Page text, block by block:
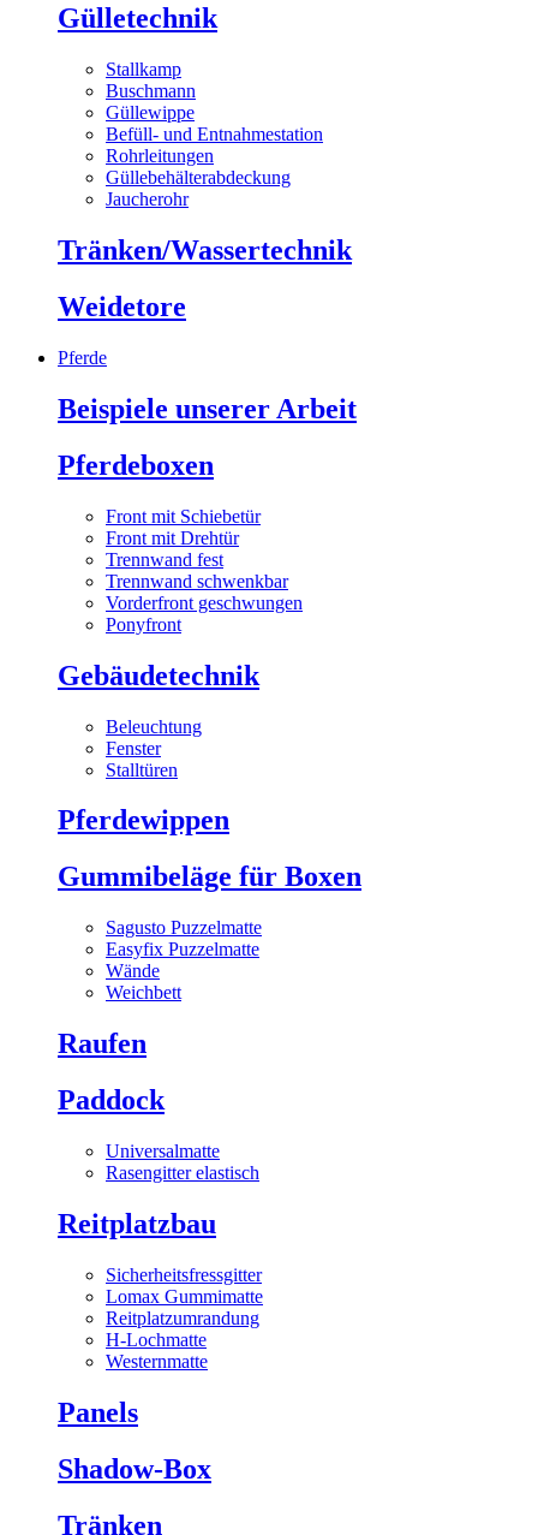
Gülletechnik
Stallkamp
Buschmann
Güllewippe
Befüll- und Entnahmestation
Rohrleitungen
Güllebehälterabdeckung
Jaucherohr
Tränken/Wassertechnik
Weidetore
Pferde
Beispiele unserer Arbeit
Pferdeboxen
Front mit Schiebetür
Front mit Drehtür
Trennwand fest
Trennwand schwenkbar
Vorderfront geschwungen
Ponyfront
Gebäudetechnik
Beleuchtung
Fenster
Stalltüren
Pferdewippen
Gummibeläge für Boxen
Sagusto Puzzelmatte
Easyfix Puzzelmatte
Wände
Weichbett
Raufen
Paddock
Universalmatte
Rasengitter elastisch
Reitplatzbau
Sicherheitsfressgitter
Lomax Gummimatte
Reitplatzumrandung
H-Lochmatte
Westernmatte
Panels
Shadow-Box
Tränken